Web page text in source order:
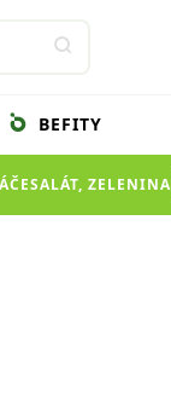
BEFITY
SALÁT, ZELENINA